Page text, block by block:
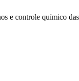
e controle químico